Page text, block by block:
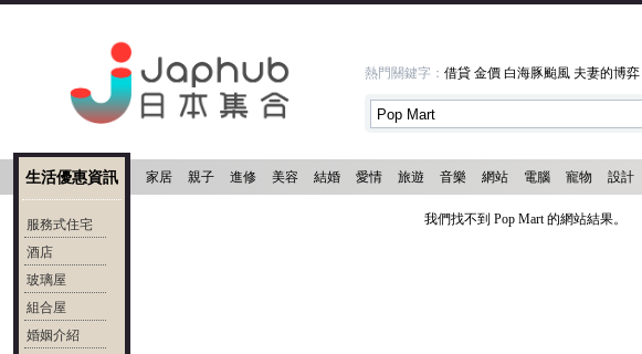
熱門關鍵字： 借貸 金價 白海豚颱風 夫妻的博弈
家居 親子 進修 美容 結婚 愛情 旅遊 音樂 網站 電腦 寵物 設計
生活優惠資訊
服務式住宅
酒店
玻璃屋
組合屋
婚姻介紹
我們找不到 Pop Mart 的網站結果。